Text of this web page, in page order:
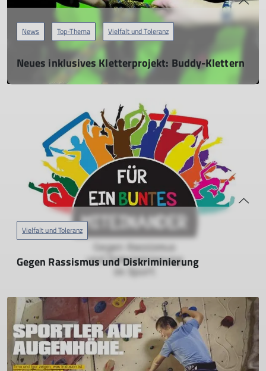
News Top-Thema Vielfalt und Toleranz
Neues inklusives Kletterprojekt: Buddy-Klettern
07.05.2026
Sport (FIBS) der Deutschen Sporthochschule Köln hat ein
tolles inklusives Freizeitangebot gestartet:Buddy-Klettern!
mehr erfahren
Vielfalt und Toleranz
Gegen Rassismus und Diskriminierung
Die Sektion hat sich im Rahmen der Aktion "Für ein buntes
Miteinander - Gegen Rassismus und Diskriminierung im
Sport" des Ministeriums des Innern und für Sport Rheinland-
Pfalz engagiert. Unser Anliegen ist, in unserer Sektion und in
der Ausübung unseres Sports keinen Raum für Rassismus
und Diskriminierung zu zu lassen